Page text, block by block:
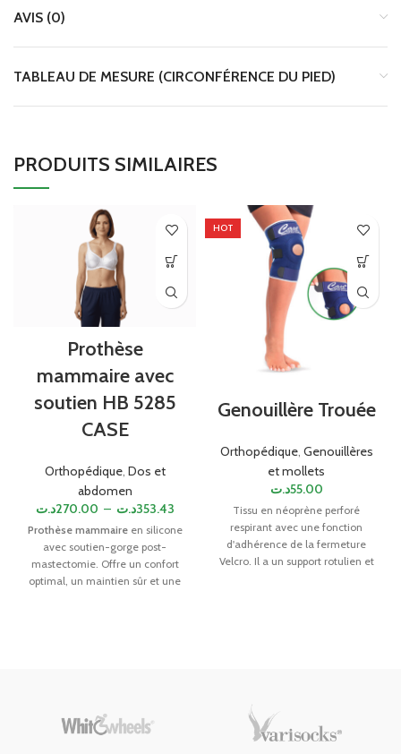
AVIS (0)
TABLEAU DE MESURE (CIRCONFÉRENCE DU PIED)
PRODUITS SIMILAIRES
Prothèse
mammaire avec
soutien HB 5285
CASE
Orthopédique, Dos et
abdomen
270.00د.ت – 353.43د.ت
Prothèse mammaireen silicone
avec soutien-gorge post-
mastectomie. Offre un confort
optimal, un maintien sûr et une
HOT
Genouillère Trouée
Orthopédique, Genouillères
et mollets
55.00د.ت
Tissu en néoprène perforé
respirant avec une fonction
d'adhérence de la fermeture
Velcro. Il a un support rotulien et